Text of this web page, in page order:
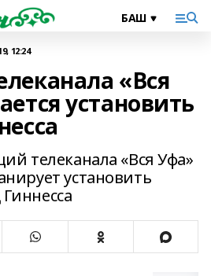
12:24
«Вся
установить
телеканала «Вся Уфа»
установить